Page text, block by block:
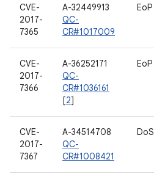
CVE-
2017-
7365
A-32449913
QC-
CR#1017009
EoP
CVE-
2017-
7366
A-36252171
QC-
CR#1036161
[2]
EoP
CVE-
2017-
7367
A-34514708
QC-
CR#1008421
DoS